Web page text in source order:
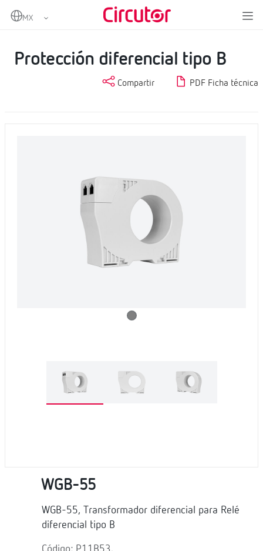
Home Protección y control
Protección diferencial
Protección diferencial tipo B
Compartir PDF Ficha técnica
WGB-55
WGB-55, Transformador diferencial para Relé
diferencial tipo B